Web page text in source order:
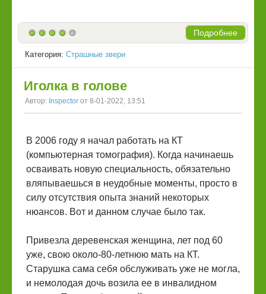
Подробнее
Категория: Страшные звери
Иголка в голове
Автор: Inspector от 8-01-2022, 13:51
В 2006 году я начал работать на КТ
(компьютерная томография). Когда начинаешь
осваивать новую специальность, обязательно
вляпываешься в неудобные моменты, просто в
силу отсутствия опыта знаний некоторых
нюансов. Вот и данном случае было так.
Привезла деревенская женщина, лет под 60
уже, свою около-80-летнюю мать на КТ.
Старушка сама себя обслуживать уже не могла,
и немолодая дочь возила ее в инвалидном